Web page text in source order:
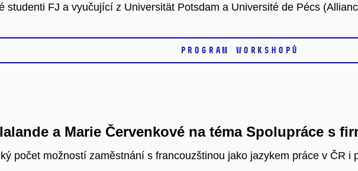
studenti FJ a vyučující z Universität Potsdam a Université de Pécs
PROGRAM WORKSHOPŮ
a Marie Červenkové na téma Spolupráce s
počet možností zaměstnání s francouzštinou jako jazykem práce v ČR i